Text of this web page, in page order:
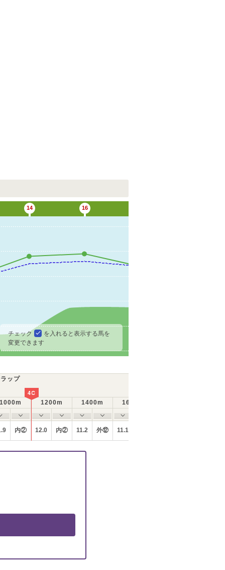
14 16
チェック
を入れると表示する馬を
変更できます
ラップ
1000m
4C
1200m 1400m 1600m
内② 12.0 内② 11.2 外⑫ 11.1